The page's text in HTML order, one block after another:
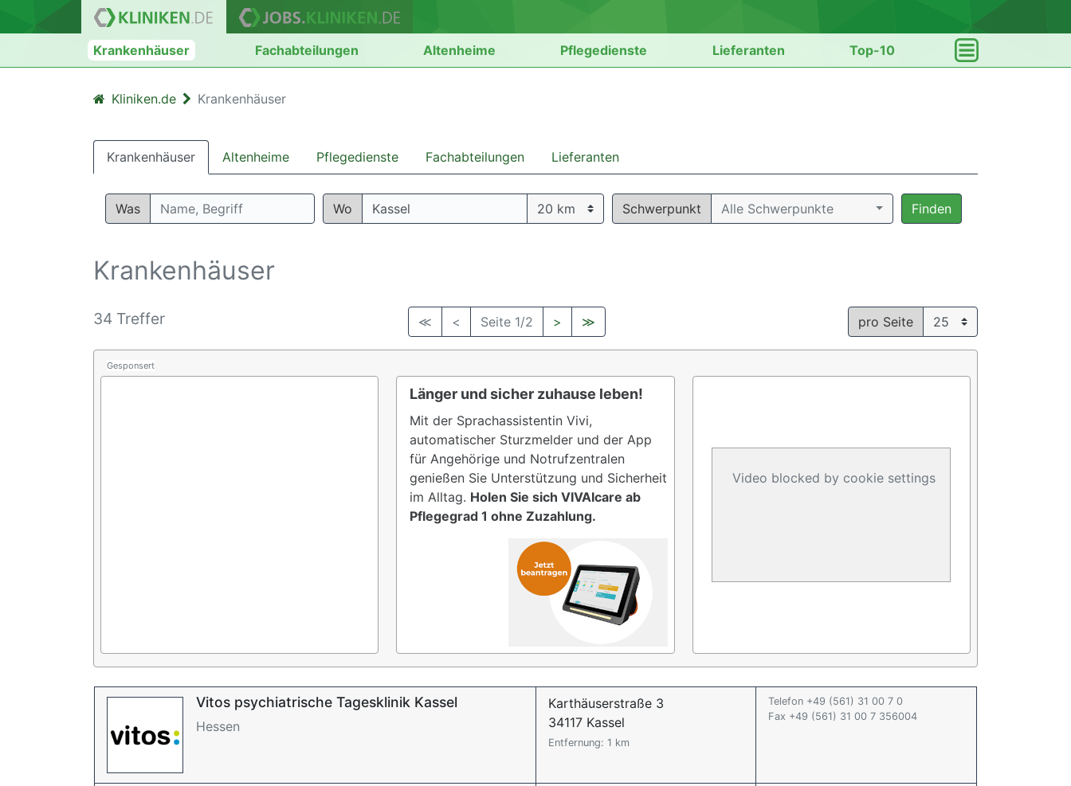
Krankenhäuser Fachabteilungen Altenheime Pflegedienste Lieferanten Top-10
Kliniken.de Krankenhäuser
Krankenhäuser Altenheime Pflegedienste Fachabteilungen Lieferanten
Was Wo Schwerpunkt Alle Schwerpunkte Finden
Krankenhäuser
34 Treffer ≪ < Seite 1/2 > ≫ pro Seite
Gesponsert
Länger und sicher zuhause leben!
Mit der Sprachassistentin Vivi,
automatischer Sturzmelder und der App
für Angehörige und Notrufzentralen
genießen Sie Unterstützung und Sicherheit
im Alltag. Holen Sie sich VIVAIcare ab
Pflegegrad 1 ohne Zuzahlung.
Video blocked by cookie settings
Vitos psychiatrische Tagesklinik Kassel
Hessen
Karthäuserstraße 3
34117 Kassel
Entfernung: 1 km
Telefon +49 (561) 31 00 7 0
Fax +49 (561) 31 00 7 356004